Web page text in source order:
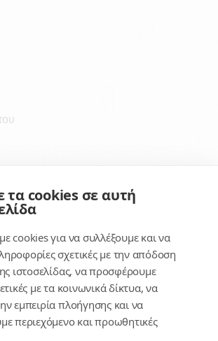
τα cookies σε αυτή
cookies για να συλλέξουμε και να
σχετικές με την απόδοση
ιστοσελίδας, να προσφέρουμε
με τα κοινωνικά δίκτυα, να
εμπειρία πλοήγησης και να
περιεχόμενο και προωθητικές